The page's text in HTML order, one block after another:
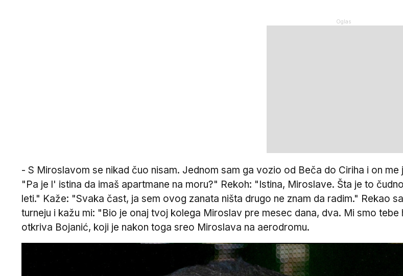
- S Miroslavom se nikad čuo nisam. Jednom sam ga vozio od Beča do Ciriha i on
"Pa je l' istina da imaš apartmane na moru?" Rekoh: "Istina, Miroslave. Šta je to
leti." Kaže: "Svaka čast, ja sem ovog zanata ništa drugo ne znam da radim." Rekao
turneju i kažu mi: "Bio je onaj tvoj kolega Miroslav pre mesec dana, dva. Mi smo
otkriva Bojanić, koji je nakon toga sreo Miroslava na aerodromu.